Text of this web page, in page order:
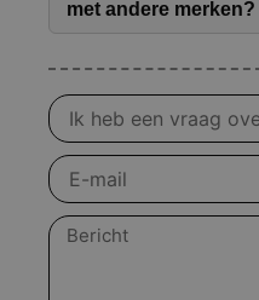
met andere merken?
Vraag
over
product
E-
mail
Bericht